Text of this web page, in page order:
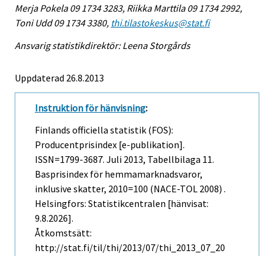
Merja Pokela 09 1734 3283, Riikka Marttila 09 1734 2992,
Toni Udd 09 1734 3380, thi.tilastokeskus@stat.fi
Ansvarig statistikdirektör: Leena Storgårds
Uppdaterad 26.8.2013
Instruktion för hänvisning:
Finlands officiella statistik (FOS):
Producentprisindex [e-publikation].
ISSN=1799-3687. Juli 2013, Tabellbilaga 11.
Basprisindex för hemmamarknadsvaror,
inklusive skatter, 2010=100 (NACE-TOL 2008) .
Helsingfors: Statistikcentralen [hänvisat:
9.8.2026].
Åtkomstsätt:
http://stat.fi/til/thi/2013/07/thi_2013_07_20